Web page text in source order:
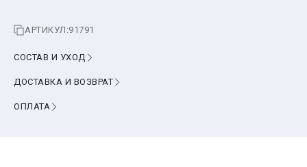
АРТИКУЛ:91791
СОСТАВ И УХОД
ДОСТАВКА И ВОЗВРАТ
ОПЛАТА